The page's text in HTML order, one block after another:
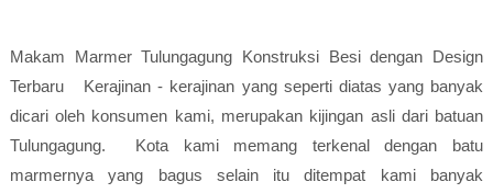
Makam Marmer Tulungagung Konstruksi Besi dengan Design
Terbaru Kerajinan - kerajinan yang seperti diatas yang banyak
dicari oleh konsumen kami, merupakan kijingan asli dari batuan
Tulungagung. Kota kami memang terkenal dengan batu
marmernya yang bagus selain itu ditempat kami banyak